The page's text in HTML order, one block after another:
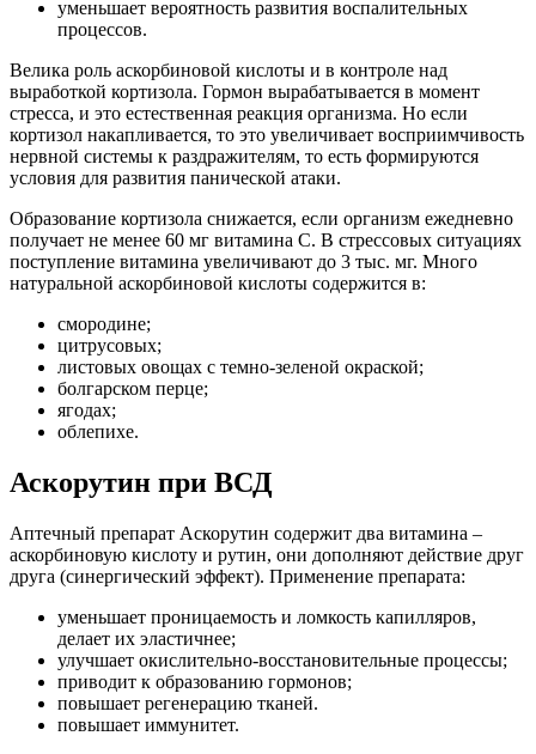
уменьшает вероятность развития воспалительных
процессов.
Велика роль аскорбиновой кислоты и в контроле над
выработкой кортизола. Гормон вырабатывается в момент
стресса, и это естественная реакция организма. Но если
кортизол накапливается, то это увеличивает восприимчивость
нервной системы к раздражителям, то есть формируются
условия для развития панической атаки.
Образование кортизола снижается, если организм ежедневно
получает не менее 60 мг витамина С. В стрессовых ситуациях
поступление витамина увеличивают до 3 тыс. мг. Много
натуральной аскорбиновой кислоты содержится в:
смородине;
цитрусовых;
листовых овощах с темно-зеленой окраской;
болгарском перце;
ягодах;
облепихе.
Аскорутин при ВСД
Аптечный препарат Аскорутин содержит два витамина –
аскорбиновую кислоту и рутин, они дополняют действие друг
друга (синергический эффект). Применение препарата:
уменьшает проницаемость и ломкость капилляров,
делает их эластичнее;
улучшает окислительно-восстановительные процессы;
приводит к образованию гормонов;
повышает регенерацию тканей.
повышает иммунитет.